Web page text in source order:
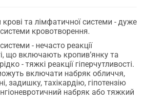
та лімфатичної системи - дуже
кровотворення.
- нечасто реакції
що включають кропив’янку та
- тяжкі реакції гіперчутливості.
включати набряк обличчя,
задишку, тахікардію, гіпотензію
набряк або тяжкий